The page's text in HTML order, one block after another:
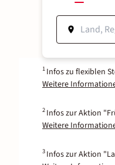
1 Infos zu flexiblen
Weitere
2 Infos zur Aktion
Weitere
3 Infos zur Aktion